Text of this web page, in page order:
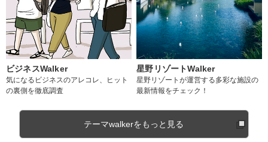
ビジネスWalker
気になるビジネスのアレコレ、ヒット
の裏側を徹底調査
星野リゾートWalker
星野リゾートが運営する多彩な施設の
最新情報をチェック！
テーマwalkerをもっと見る